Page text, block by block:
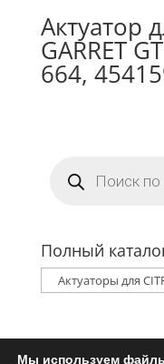
Актуатор
GARRET
664,
товаров
Полный
Мы используем